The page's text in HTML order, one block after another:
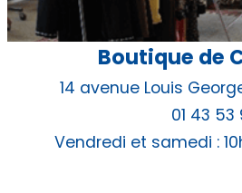
Boutique de
14 avenue Louis
01 43 53
Vendredi et samedi :